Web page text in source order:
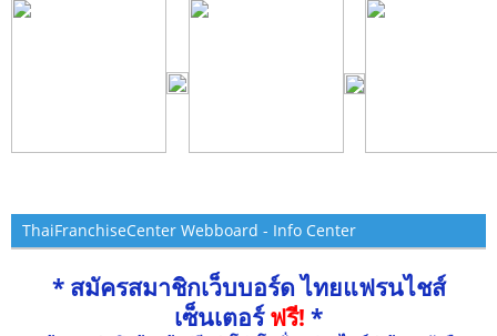
ThaiFranchiseCenter Webboard - Info Center
* สมัครสมาชิกเว็บบอร์ด ไทยแฟรนไชส์
เซ็นเตอร์ฟรี! *